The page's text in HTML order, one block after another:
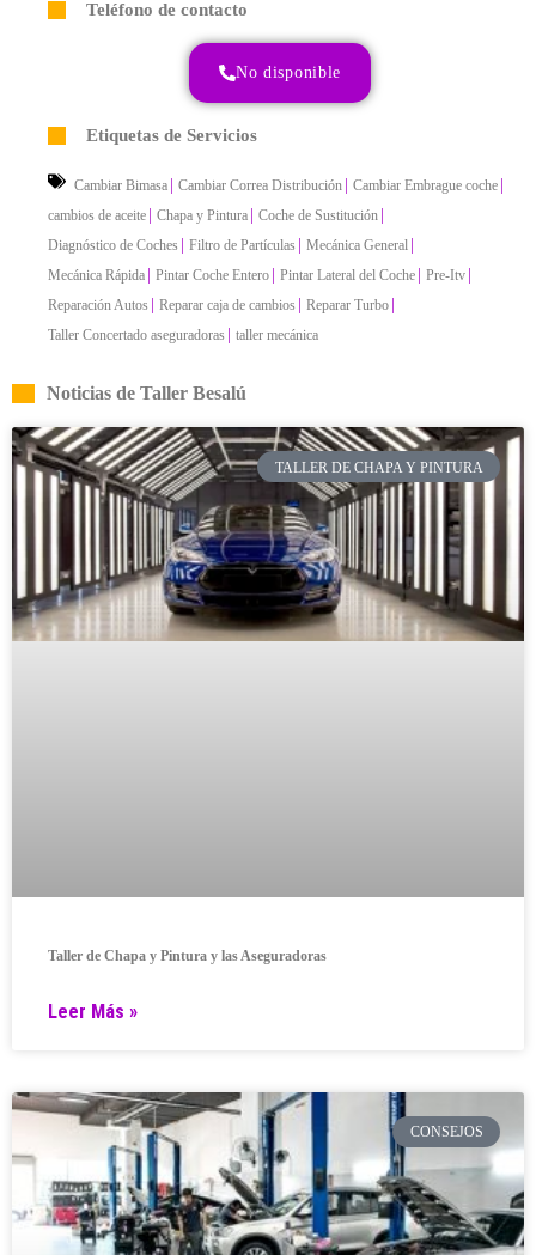
Teléfono de contacto
No disponible
Etiquetas de Servicios
Cambiar Bimasa Cambiar Correa Distribución Cambiar Embrague coche
cambios de aceite Chapa y Pintura Coche de Sustitución
Diagnóstico de Coches Filtro de Partículas Mecánica General
Mecánica Rápida Pintar Coche Entero Pintar Lateral del Coche Pre-Itv
Reparación Autos Reparar caja de cambios Reparar Turbo
Taller Concertado aseguradoras taller mecánica
Noticias de Taller Besalú
TALLER DE CHAPA Y PINTURA
Taller de Chapa y Pintura y las Aseguradoras
Leer Más »
CONSEJOS